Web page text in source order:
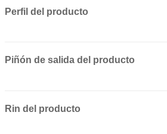
Perfil del producto
Piñón de salida del producto
Rin del producto